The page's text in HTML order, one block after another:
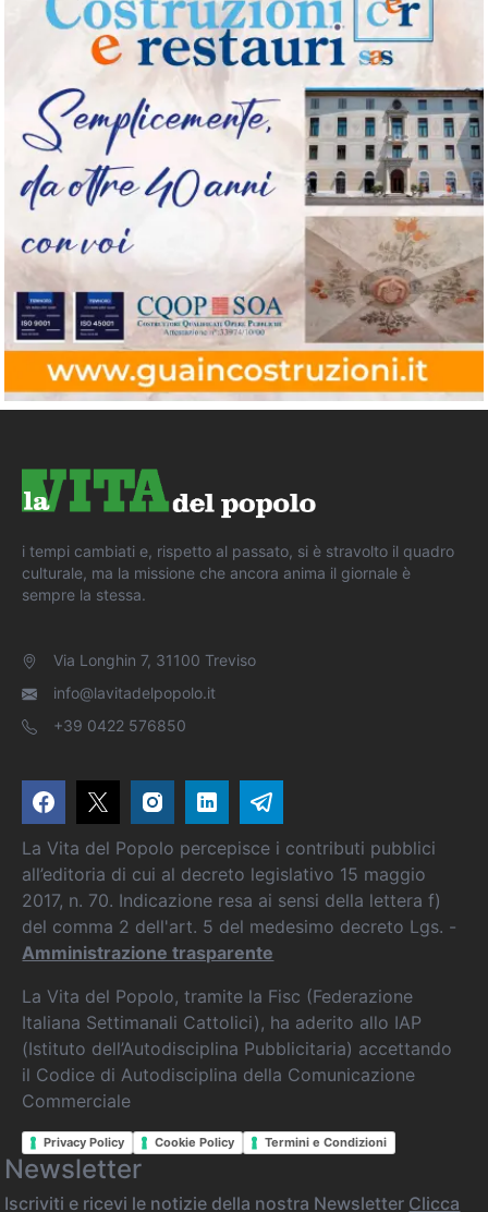
i tempi cambiati e, rispetto al passato, si è stravolto il quadro
culturale, ma la missione che ancora anima il giornale è
sempre la stessa.
Via Longhin 7, 31100 Treviso
info@lavitadelpopolo.it
+39 0422 576850
La Vita del Popolo percepisce i contributi pubblici
all’editoria di cui al decreto legislativo 15 maggio
2017, n. 70. Indicazione resa ai sensi della lettera f)
del comma 2 dell'art. 5 del medesimo decreto Lgs. -
Amministrazione trasparente
La Vita del Popolo, tramite la Fisc (Federazione
Italiana Settimanali Cattolici), ha aderito allo IAP
(Istituto dell’Autodisciplina Pubblicitaria) accettando
il Codice di Autodisciplina della Comunicazione
Commerciale
Privacy Policy Cookie Policy Termini e Condizioni
Newsletter
Iscriviti e ricevi le notizie della nostra Newsletter Clicca